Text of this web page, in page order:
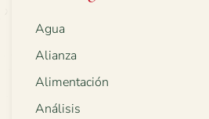
Agua
Alianza
Alimentación
Análisis